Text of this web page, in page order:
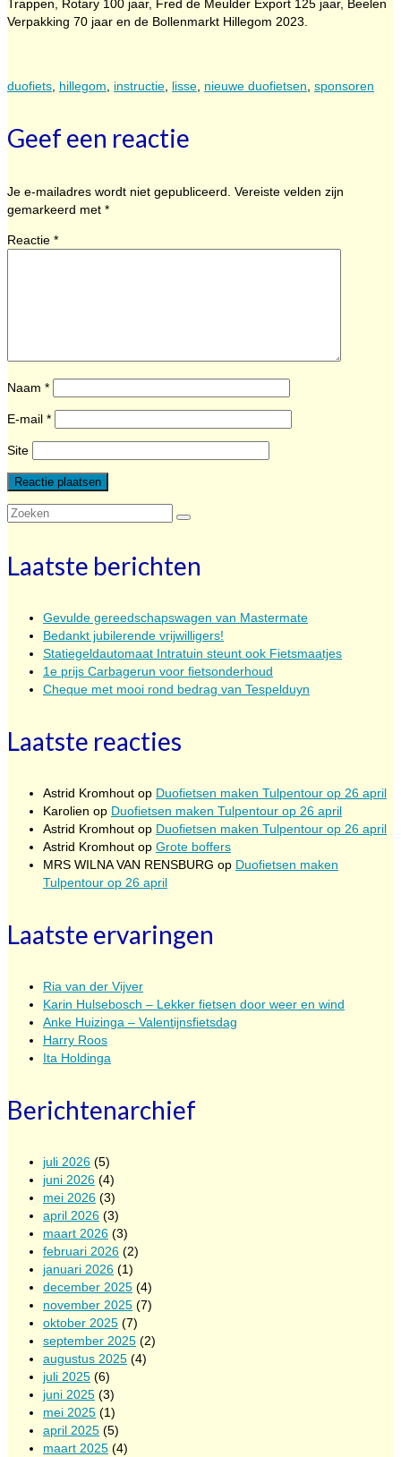
Trappen, Rotary 100 jaar, Fred de Meulder Export 125 jaar, Beelen
Verpakking 70 jaar en de Bollenmarkt Hillegom 2023.
duofiets hillegom instructie lisse nieuwe duofietsen sponsoren
Geef een reactie
Je e-mailadres wordt niet gepubliceerd. Vereiste velden zijn
gemarkeerd met *
Reactie *
Naam *
E-mail *
Site
Zoeken
Laatste berichten
Gevulde gereedschapswagen van Mastermate
Bedankt jubilerende vrijwilligers!
Statiegeldautomaat Intratuin steunt ook Fietsmaatjes
1e prijs Carbagerun voor fietsonderhoud
Cheque met mooi rond bedrag van Tespelduyn
Laatste reacties
Astrid Kromhout op Duofietsen maken Tulpentour op 26 april
Karolien op Duofietsen maken Tulpentour op 26 april
Astrid Kromhout op Duofietsen maken Tulpentour op 26 april
Astrid Kromhout op Grote boffers
MRS WILNA VAN RENSBURG op Duofietsen maken
Tulpentour op 26 april
Laatste ervaringen
Ria van der Vijver
Karin Hulsebosch – Lekker fietsen door weer en wind
Anke Huizinga – Valentijnsfietsdag
Harry Roos
Ita Holdinga
Berichtenarchief
juli 2026 (5)
juni 2026 (4)
mei 2026 (3)
april 2026 (3)
maart 2026 (3)
februari 2026 (2)
januari 2026 (1)
december 2025 (4)
november 2025 (7)
oktober 2025 (7)
september 2025 (2)
augustus 2025 (4)
juli 2025 (6)
juni 2025 (3)
mei 2025 (1)
april 2025 (5)
maart 2025 (4)